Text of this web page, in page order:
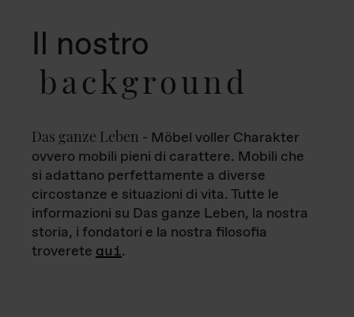
Il nostro
background
Das ganze Leben - Möbel voller Charakter
ovvero mobili pieni di carattere. Mobili che
si adattano perfettamente a diverse
circostanze e situazioni di vita. Tutte le
informazioni su Das ganze Leben, la nostra
storia, i fondatori e la nostra filosofia
troverete qui.